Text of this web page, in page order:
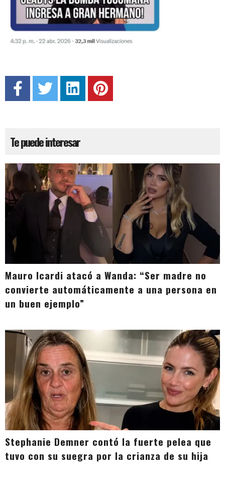
Te puede interesar
Mauro Icardi atacó a Wanda: “Ser madre no
convierte automáticamente a una persona en
un buen ejemplo”
Stephanie Demner contó la fuerte pelea que
tuvo con su suegra por la crianza de su hija